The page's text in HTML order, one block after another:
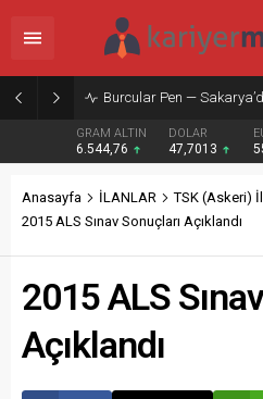
Burcular Pen —
GRAM ALTIN
6.544,76
DOLAR
47,7013
Anasayfa İLANLAR
TSK (Askeri)
2015 ALS Sınav Sonuçları Açıklandı
2015 ALS
Açıklandı